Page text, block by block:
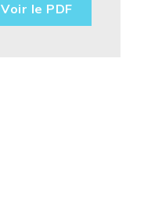
Voir le PDF